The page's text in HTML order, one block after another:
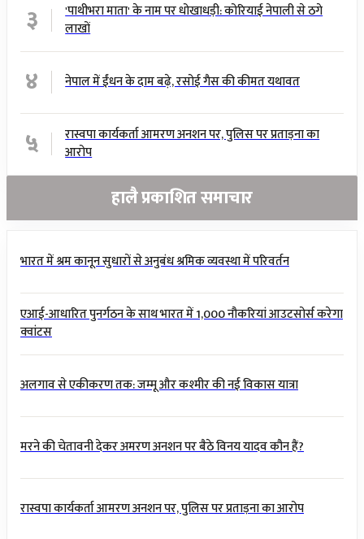
३
'पाथीभरा माता' के नाम पर धोखाधड़ी: कोरियाई नेपाली से ठगे
लाखों
४ नेपाल में ईंधन के दाम बढ़े, रसोई गैस की कीमत यथावत
५
रास्वपा कार्यकर्ता आमरण अनशन पर, पुलिस पर प्रताड़ना का
आरोप
हालै प्रकाशित समाचार
भारत में श्रम कानून सुधारों से अनुबंध श्रमिक व्यवस्था में परिवर्तन
एआई-आधारित पुनर्गठन के साथ भारत में 1,000 नौकरियां आउटसोर्स करेगा
क्वांटस
अलगाव से एकीकरण तक: जम्मू और कश्मीर की नई विकास यात्रा
मरने की चेतावनी देकर अमरण अनशन पर बैठे विनय यादव कौन हैं?
रास्वपा कार्यकर्ता आमरण अनशन पर, पुलिस पर प्रताड़ना का आरोप